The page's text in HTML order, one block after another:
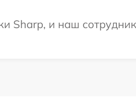
и наш сотрудник